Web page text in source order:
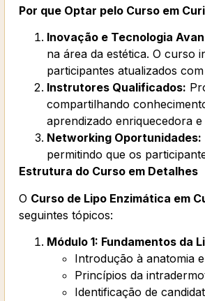
Por que Optar pelo Curso em
Inovação e Tecnologia
na área da estética. O curso
participantes atualizados
Instrutores Qualificados:
compartilhando
aprendizado enriquecedora
Networking Oportunidades:
permitindo que os
Estrutura do Curso em Detalhes
O Curso de Lipo Enzimática em
seguintes tópicos:
Módulo 1: Fundamentos da
Introdução à anatomia
Princípios da
Identificação de